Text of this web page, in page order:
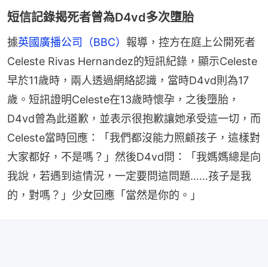
短信記錄揭死者曾為D4vd多次墮胎
據英國廣播公司（BBC） 報導，控方在庭上公開死者
Celeste Rivas Hernandez的短訊紀錄，顯示Celeste
早於11歲時，兩人透過網絡認識，當時D4vd則為17
歲。短訊證明Celeste在13歲時懷孕，之後墮胎，
D4vd曾為此道歉，並表示很抱歉讓她承受這一切，而
Celeste當時回應：「我們都沒能力照顧孩子，這樣對
大家都好，不是嗎？」然後D4vd問：「我媽媽總是向
我說，若遇到這情況，一定要問這問題……孩子是我
的，對嗎？」少女回應「當然是你的。」